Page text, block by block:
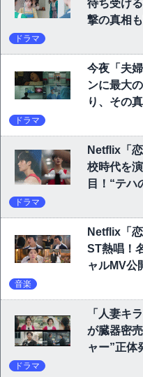
待ち受け
撃の真相
ドラマ
今夜「夫
ンに最大
り、その
ドラマ
Netflix「
校時代を
目！“テハ
ドラマ
Netflix「
ST熱唱！
ャルMV公
音楽
「人妻キ
が臓器密
ャー”正体
ドラマ